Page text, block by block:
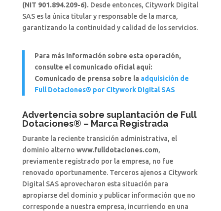
(NIT 901.894.209-6). Desde entonces, Citywork Digital
SAS es la única titular y responsable de la marca,
garantizando la continuidad y calidad de los servicios.
Para más información sobre esta operación,
consulte el comunicado oficial aquí:
Comunicado de prensa sobre la adquisición de
Full Dotaciones® por Citywork Digital SAS
Advertencia sobre suplantación de Full
Dotaciones® – Marca Registrada
Durante la reciente transición administrativa, el
dominio alterno www.fulldotaciones.com,
previamente registrado por la empresa, no fue
renovado oportunamente. Terceros ajenos a Citywork
Digital SAS aprovecharon esta situación para
apropiarse del dominio y publicar información que no
corresponde a nuestra empresa, incurriendo en una